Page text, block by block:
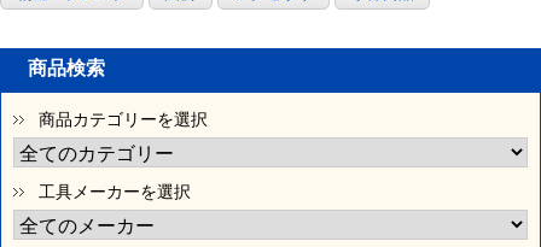
商品検索
商品カテゴリーを選択
工具メーカーを選択